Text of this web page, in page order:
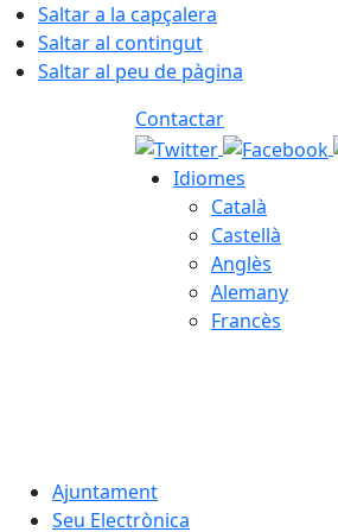
Saltar a la capçalera
Saltar al contingut
Saltar al peu de pàgina
Contactar
Idiomes
Català
Castellà
Anglès
Alemany
Francès
Ajuntament
Seu Electrònica